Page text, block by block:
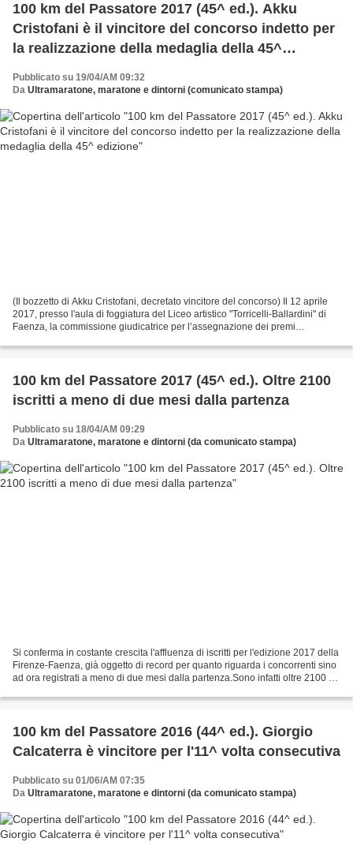
100 km del Passatore 2017 (45^ ed.). Akku
Cristofani è il vincitore del concorso indetto per
la realizzazione della medaglia della 45^
Pubblicato su 19/04/AM 09:32
Da Ultramaratone, maratone e dintorni (comunicato stampa)
(Il bozzetto di Akku Cristofani, decretato vincitore del concorso) Il 12 aprile
2017, presso l'aula di foggiatura del Liceo artistico "Torricelli-Ballardini" di
Faenza, la commissione giudicatrice per l’assegnazione dei premi
100 km del Passatore 2017 (45^ ed.). Oltre 2100
iscritti a meno di due mesi dalla partenza
Pubblicato su 18/04/AM 09:29
Da Ultramaratone, maratone e dintorni (da comunicato stampa)
Si conferma in costante crescita l'affluenza di iscritti per l'edizione 2017 della
Firenze-Faenza, già oggetto di record per quanto riguarda i concorrenti sino
ad ora registrati a meno di due mesi dalla partenza.Sono infatti oltre 2100 gli
100 km del Passatore 2016 (44^ ed.). Giorgio
Calcaterra è vincitore per l'11^ volta consecutiva
Pubblicato su 01/06/AM 07:35
Da Ultramaratone, maratone e dintorni (da comunicato stampa)